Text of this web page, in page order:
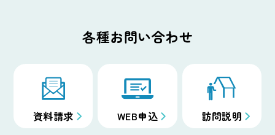
各種お問い合わせ
資料請求 WEB申込 訪問説明